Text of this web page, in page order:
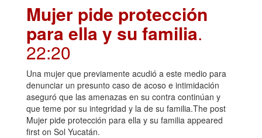
Mujer pide protección
para ella y su familia.
22:20
Una mujer que previamente acudió a este medio para
denunciar un presunto caso de acoso e intimidación
aseguró que las amenazas en su contra continúan y
que teme por su integridad y la de su familia.The post
Mujer pide protección para ella y su familia appeared
first on Sol Yucatán.